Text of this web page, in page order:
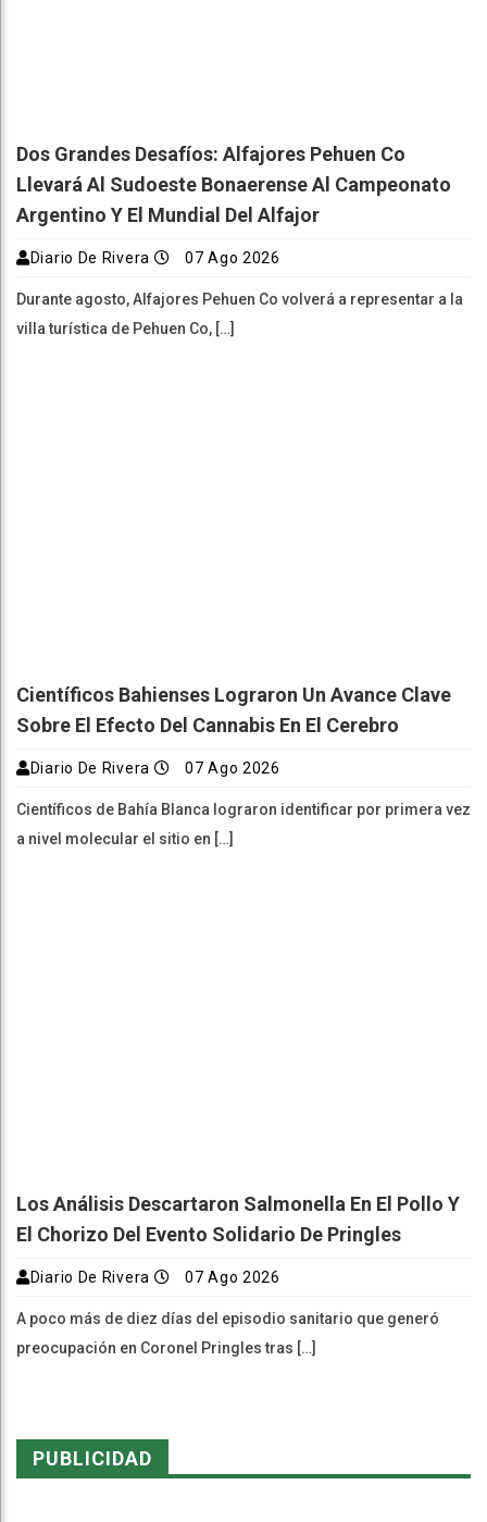
Dos Grandes Desafíos: Alfajores Pehuen Co
Llevará Al Sudoeste Bonaerense Al Campeonato
Argentino Y El Mundial Del Alfajor
Diario De Rivera 07 Ago 2026
Durante agosto, Alfajores Pehuen Co volverá a representar a la
villa turística de Pehuen Co, […]
Científicos Bahienses Lograron Un Avance Clave
Sobre El Efecto Del Cannabis En El Cerebro
Diario De Rivera 07 Ago 2026
Científicos de Bahía Blanca lograron identificar por primera vez
a nivel molecular el sitio en […]
Los Análisis Descartaron Salmonella En El Pollo Y
El Chorizo Del Evento Solidario De Pringles
Diario De Rivera 07 Ago 2026
A poco más de diez días del episodio sanitario que generó
preocupación en Coronel Pringles tras […]
PUBLICIDAD